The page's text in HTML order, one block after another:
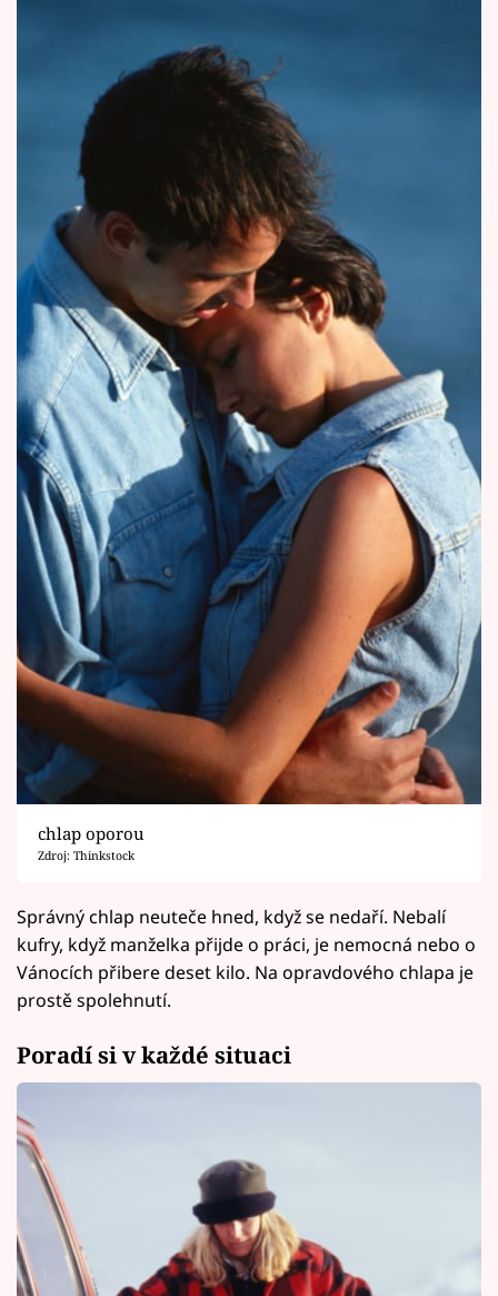
chlap oporou
Zdroj: Thinkstock
Správný chlap neuteče hned, když se nedaří. Nebalí
kufry, když manželka přijde o práci, je nemocná nebo o
Vánocích přibere deset kilo. Na opravdového chlapa je
prostě spolehnutí.
Poradí si v každé situaci